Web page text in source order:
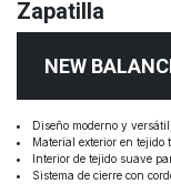
Zapatilla
NEW
Diseño moderno y
Material exterior en
Interior de tejido suave
Sistema de cierre con